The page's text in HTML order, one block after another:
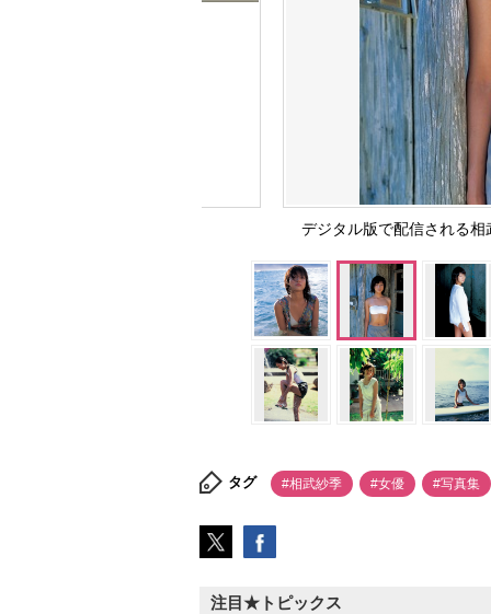
デジタル版で配信される
タグ #相武紗季 #女優 #写真集
注目★トピックス